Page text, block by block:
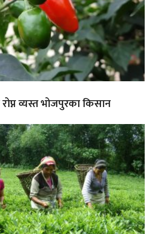
व्यस्त भोजपुरका किसान